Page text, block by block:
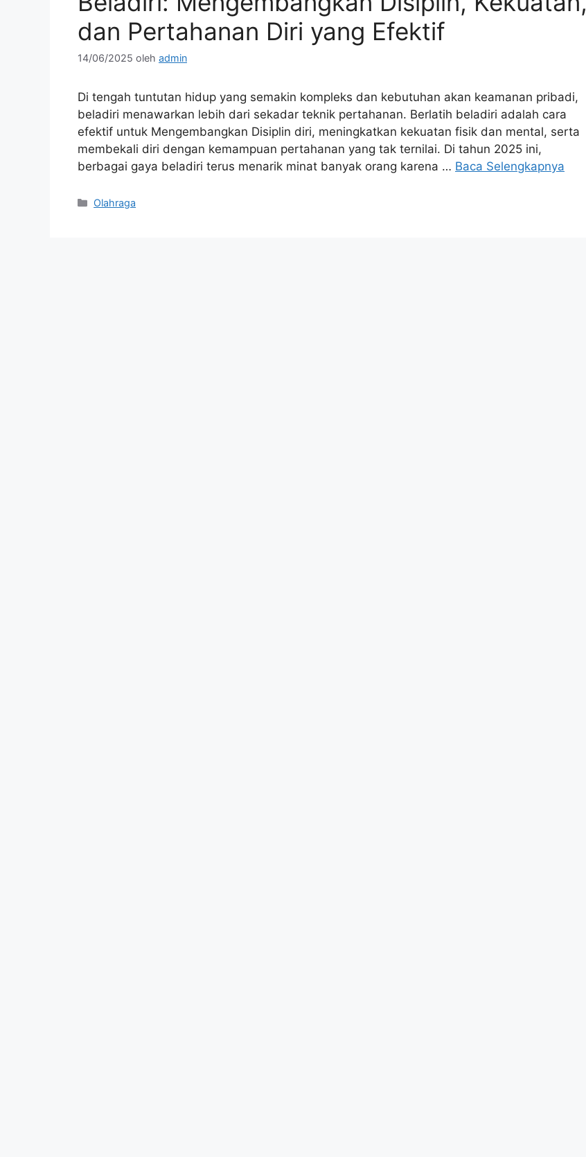
dan Pertahanan Diri yang Efektif
14/06/2025 oleh admin
Di tengah tuntutan hidup yang semakin kompleks dan kebutuhan akan keamanan pribadi,
beladiri menawarkan lebih dari sekadar teknik pertahanan. Berlatih beladiri adalah cara
efektif untuk Mengembangkan Disiplin diri, meningkatkan kekuatan fisik dan mental, serta
membekali diri dengan kemampuan pertahanan yang tak ternilai. Di tahun 2025 ini,
berbagai gaya beladiri terus menarik minat banyak orang karena … Baca Selengkapnya
Kategori
Olahraga